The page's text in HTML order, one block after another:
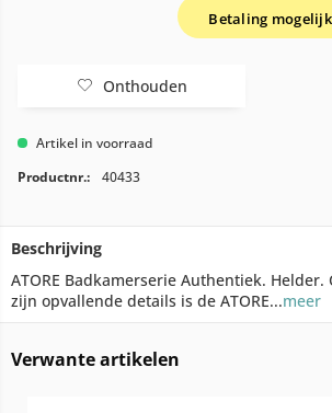
Betaling
Onthouden
Artikel in voorraad
Productnr.:
40433
Beschrijving
ATORE Badkamerserie Authentiek. Helder.
zijn opvallende details is de ATORE...meer
Verwante artikelen